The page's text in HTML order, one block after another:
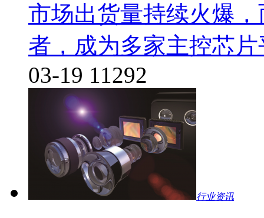
市场出货量持续火爆
者，成为多家主控芯
03-19 11292
行业资讯